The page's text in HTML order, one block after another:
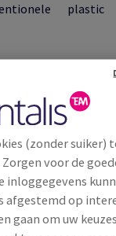
plastic
en daardoor
verlengt de
wereldwijd
De
2019 droeg de
uitstoot van
miljoen ton afval,
(zonder suiker)
voor de
inloggegevens
afgestemd op
gaan om uw